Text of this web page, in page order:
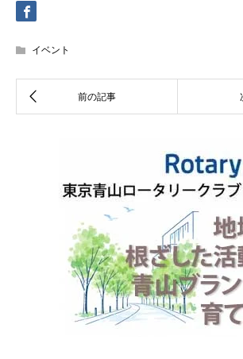
イベント